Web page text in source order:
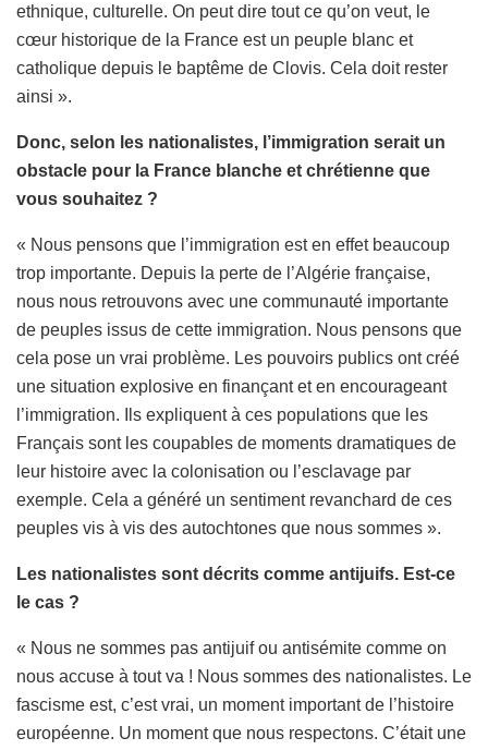
ethnique, culturelle. On peut dire tout ce qu’on veut, le
cœur historique de la France est un peuple blanc et
catholique depuis le baptême de Clovis. Cela doit rester
ainsi ».
Donc, selon les nationalistes, l’immigration serait un
obstacle pour la France blanche et chrétienne que
vous souhaitez ?
« Nous pensons que l’immigration est en effet beaucoup
trop importante. Depuis la perte de l’Algérie française,
nous nous retrouvons avec une communauté importante
de peuples issus de cette immigration. Nous pensons que
cela pose un vrai problème. Les pouvoirs publics ont créé
une situation explosive en finançant et en encourageant
l’immigration. Ils expliquent à ces populations que les
Français sont les coupables de moments dramatiques de
leur histoire avec la colonisation ou l’esclavage par
exemple. Cela a généré un sentiment revanchard de ces
peuples vis à vis des autochtones que nous sommes ».
Les nationalistes sont décrits comme antijuifs. Est-ce
le cas ?
« Nous ne sommes pas antijuif ou antisémite comme on
nous accuse à tout va ! Nous sommes des nationalistes. Le
fascisme est, c’est vrai, un moment important de l’histoire
européenne. Un moment que nous respectons. C’était une